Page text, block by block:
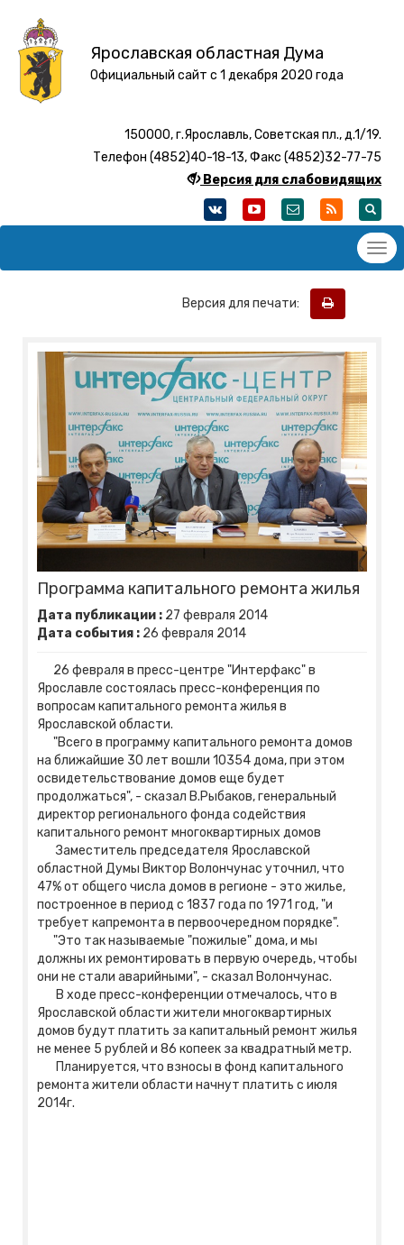
Ярославская областная Дума
Официальный сайт с 1 декабря 2020 года
150000, г.Ярославль, Советская пл., д.1/19.
Телефон (4852)40-18-13, Факс (4852)32-77-75
Версия для слабовидящих
Версия для печати:
Программа капитального ремонта жилья
Дата публикации : 27 февраля 2014
Дата события : 26 февраля 2014
26 февраля в пресс-центре "Интерфакс" в
Ярославле состоялась пресс-конференция по
вопросам капитального ремонта жилья в
Ярославской области.
"Всего в программу капитального ремонта домов
на ближайшие 30 лет вошли 10354 дома, при этом
освидетельствование домов еще будет
продолжаться", - сказал В.Рыбаков, генеральный
директор регионального фонда содействия
капитального ремонт многоквартирных домов
Заместитель председателя Ярославской
областной Думы Виктор Волончунас уточнил, что
47% от общего числа домов в регионе - это жилье,
построенное в период с 1837 года по 1971 год, "и
требует капремонта в первоочередном порядке".
"Это так называемые "пожилые" дома, и мы
должны их ремонтировать в первую очередь, чтобы
они не стали аварийными", - сказал Волончунас.
В ходе пресс-конференции отмечалось, что в
Ярославской области жители многоквартирных
домов будут платить за капитальный ремонт жилья
не менее 5 рублей и 86 копеек за квадратный метр.
Планируется, что взносы в фонд капитального
ремонта жители области начнут платить с июля
2014г.